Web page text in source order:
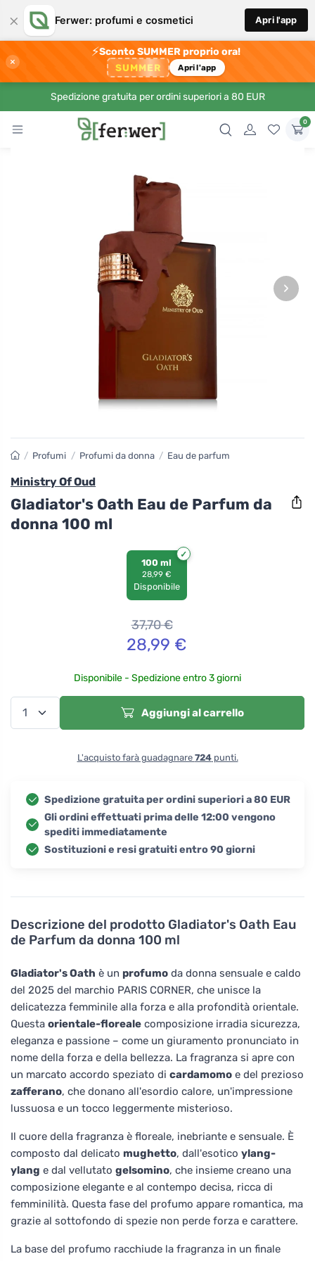
× Ferwer: profumi e cosmetici Apri l'app
×
⚡Sconto SUMMER proprio ora!
SUMMER Apri l'app
Spedizione gratuita per ordini superiori a 80 EUR
0
›
Descrizione del prodotto Gladiator's Oath Eau
de Parfum da donna 100 ml
Gladiator's Oath è un profumo da donna sensuale e caldo
del 2025 del marchio PARIS CORNER, che unisce la
delicatezza femminile alla forza e alla profondità orientale.
Questa orientale-floreale composizione irradia sicurezza,
eleganza e passione – come un giuramento pronunciato in
nome della forza e della bellezza. La fragranza si apre con
un marcato accordo speziato di cardamomo e del prezioso
zafferano, che donano all'esordio calore, un'impressione
lussuosa e un tocco leggermente misterioso.
Il cuore della fragranza è floreale, inebriante e sensuale. È
composto dal delicato mughetto, dall'esotico ylang-
ylang e dal vellutato gelsomino, che insieme creano una
composizione elegante e al contempo decisa, ricca di
femminilità. Questa fase del profumo appare romantica, ma
grazie al sottofondo di spezie non perde forza e carattere.
La base del profumo racchiude la fragranza in un finale
/ Profumi / Profumi da donna / Eau de parfum
Ministry Of Oud
Gladiator's Oath Eau de Parfum da
donna 100 ml
100 ml
28,99 €
Disponibile
37,70€
28,99 €
Disponibile - Spedizione entro 3 giorni
Aggiungi al carrello
L'acquisto farà guadagnare 724punti.
Spedizione gratuita per ordini superiori a 80 EUR
Gli ordini effettuati prima delle 12:00 vengono
spediti immediatamente
Sostituzioni e resi gratuiti entro 90 giorni